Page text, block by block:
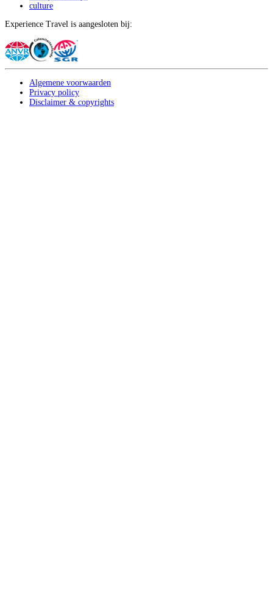
culture
Experience Travel is aangesloten bij:
Algemene voorwaarden
Privacy policy
Disclaimer & copyrights